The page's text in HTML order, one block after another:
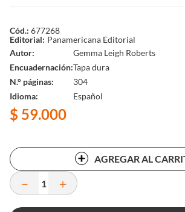
Panamericana Editorial
677268
Autor
Encuadernación
N.° páginas
Idioma
Gemma Leigh Roberts
Tapa dura
304
Español
$ 59.000
AGREGAR AL
＋
－